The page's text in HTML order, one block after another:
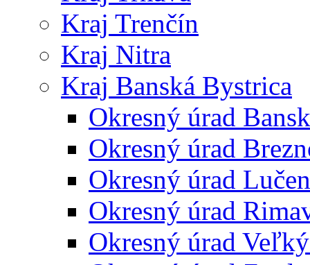
Kraj Trenčín
Kraj Nitra
Kraj Banská Bystrica
Okresný úrad
Okresný úrad
Okresný úrad
Okresný úrad
Okresný úrad